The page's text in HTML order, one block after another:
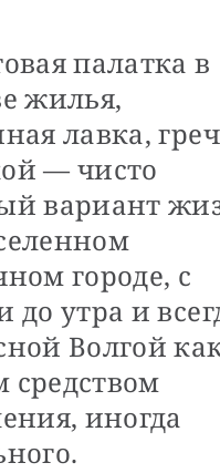
палатка в
жилья,
лавка,
— чисто
вариант
городе, с
до утра и
Волгой
иногда